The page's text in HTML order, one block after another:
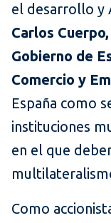
el desarrollo y
Carlos
Gobierno de
Comercio y
España como
instituciones
en el que
Como